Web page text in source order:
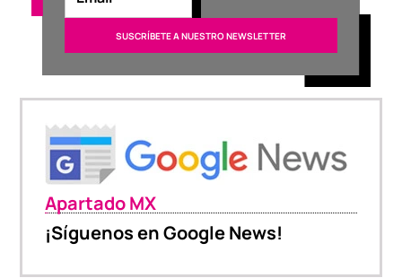
Apartado MX
¡Síguenos en Google News!